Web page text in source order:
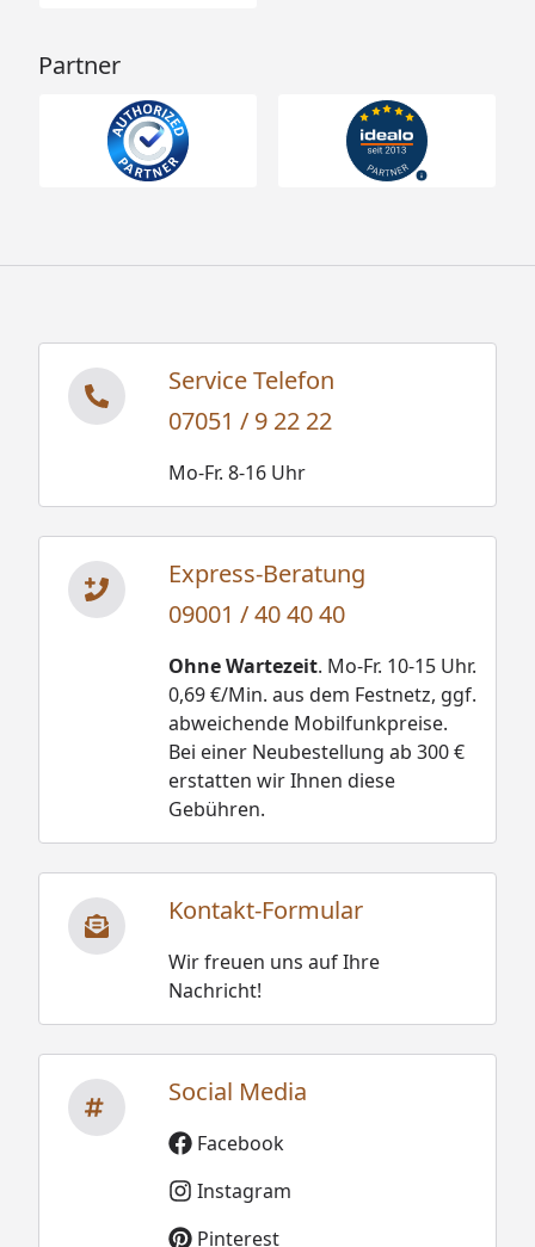
Partner
Service Telefon
07051 / 9 22 22
Mo-Fr. 8-16 Uhr
Express-Beratung
09001 / 40 40 40
Ohne Wartezeit. Mo-Fr. 10-15 Uhr.
0,69 €/Min. aus dem Festnetz, ggf.
abweichende Mobilfunkpreise.
Bei einer Neubestellung ab 300 €
erstatten wir Ihnen diese
Gebühren.
Kontakt-Formular
Wir freuen uns auf Ihre
Nachricht!
Social Media
Facebook
Instagram
Pinterest